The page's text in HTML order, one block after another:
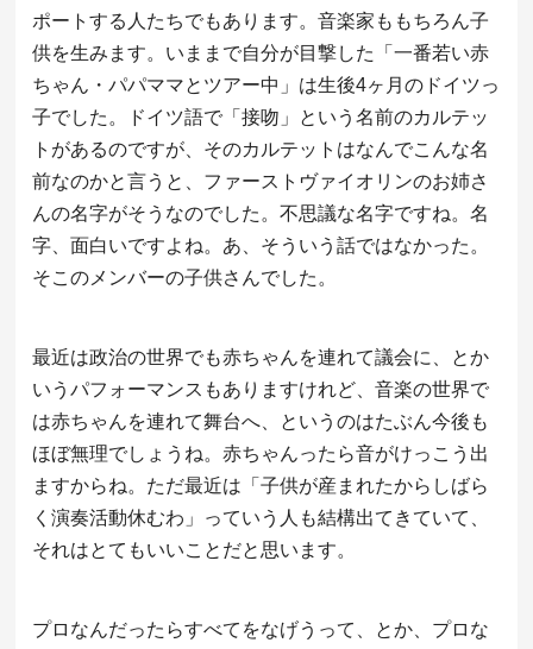
ポートする人たちでもあります。音楽家ももちろん子
供を生みます。いままで自分が目撃した「一番若い赤
ちゃん・パパママとツアー中」は生後4ヶ月のドイツっ
子でした。ドイツ語で「接吻」という名前のカルテッ
トがあるのですが、そのカルテットはなんでこんな名
前なのかと言うと、ファーストヴァイオリンのお姉さ
んの名字がそうなのでした。不思議な名字ですね。名
字、面白いですよね。あ、そういう話ではなかった。
そこのメンバーの子供さんでした。
最近は政治の世界でも赤ちゃんを連れて議会に、とか
いうパフォーマンスもありますけれど、音楽の世界で
は赤ちゃんを連れて舞台へ、というのはたぶん今後も
ほぼ無理でしょうね。赤ちゃんったら音がけっこう出
ますからね。ただ最近は「子供が産まれたからしばら
く演奏活動休むわ」っていう人も結構出てきていて、
それはとてもいいことだと思います。
プロなんだったらすべてをなげうって、とか、プロな